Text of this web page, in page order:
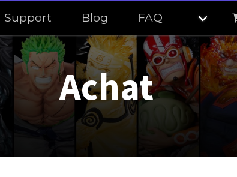
Support Blog FAQ
Achat